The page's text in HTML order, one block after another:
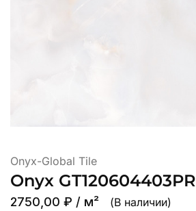
Onyx-Global Tile
Onyx GT120604403PR
2750,00 ₽ / м² (В наличии)